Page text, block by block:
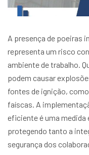
A presença de poeiras
representa um risco
ambiente de trabalho.
podem causar
fontes de ignição,
faíscas. A
eficiente é uma medida
protegendo tanto a
segurança dos